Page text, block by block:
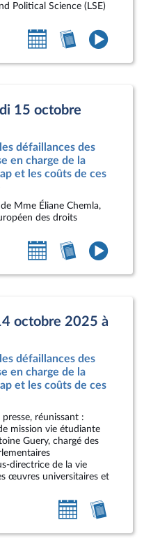
Political Science (LSE)
Ajouter
au
Accéder
au
15 octobre
défaillances des
en charge de la
et les coûts de ces
Mme Éliane Chemla,
des droits
Ajouter
au
Accéder
au
octobre 2025 à
défaillances des
en charge de la
et les coûts de ces
réunissant :
mission vie étudiante
Guery, chargé des
directrice de la vie
œuvres universitaires et
Ajouter
au
au